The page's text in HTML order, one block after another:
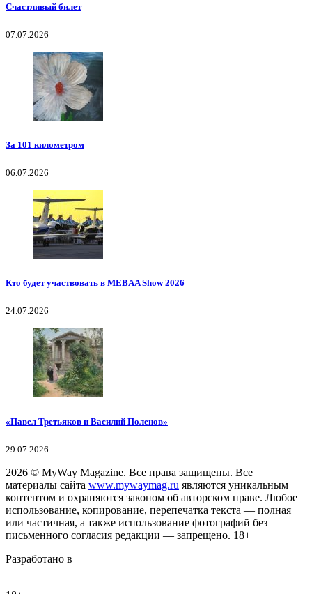
Счастливый билет
07.07.2026
За 101 километром
06.07.2026
Кто будет участвовать в MEBAA Show 2026
24.07.2026
«Павел Третьяков и Василий Поленов»
29.07.2026
2026 © MyWay Magazine. Все права защищены. Все
материалы сайта www.mywaymag.ru являются уникальным
контентом и охраняются законом об авторском праве. Любое
использование, копирование, перепечатка текста — полная
или частичная, а также использование фотографий без
письменного согласия редакции — запрещено. 18+
Разработано в